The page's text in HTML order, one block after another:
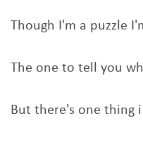
Though I'm a puzzle
The one to tell you
But there's one thing